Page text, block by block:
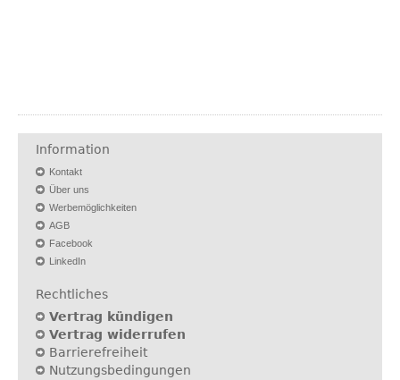
Information
Kontakt
Über uns
Werbemöglichkeiten
AGB
Facebook
LinkedIn
Rechtliches
Vertrag kündigen
Vertrag widerrufen
Barrierefreiheit
Nutzungsbedingungen